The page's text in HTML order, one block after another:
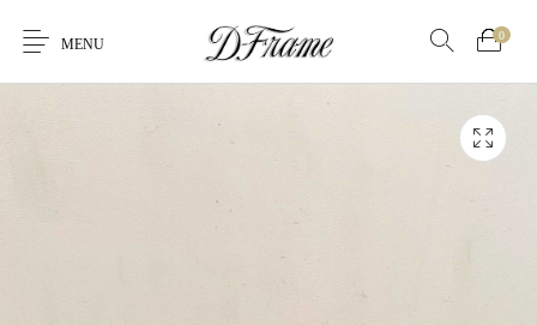
MENU
0